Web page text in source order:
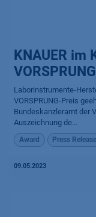
KNAUER im
Laborinstrumente-
VORSPRUNG-Preis
Bundeskanzleramt der
Auszeichnung de...
Award Press Release
09.05.2023